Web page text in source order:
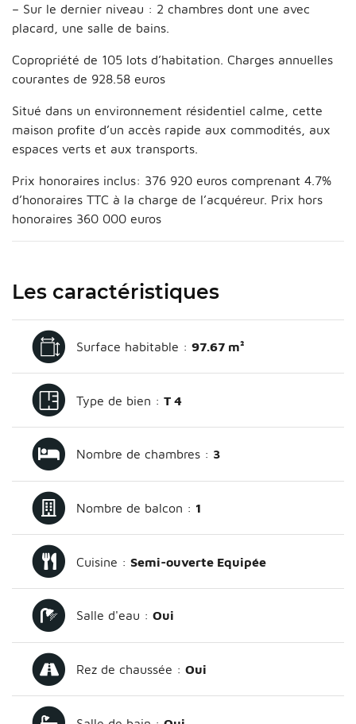
– Sur le dernier niveau : 2 chambres dont une avec
placard, une salle de bains.
Copropriété de 105 lots d’habitation. Charges annuelles
courantes de 928.58 euros
Situé dans un environnement résidentiel calme, cette
maison profite d’un accès rapide aux commodités, aux
espaces verts et aux transports.
Prix honoraires inclus: 376 920 euros comprenant 4.7%
d’honoraires TTC à la charge de l’acquéreur. Prix hors
honoraires 360 000 euros
Les caractéristiques
Surface habitable :97.67 m²
Type de bien :T 4
Nombre de chambres : 3
Nombre de balcon : 1
Cuisine :Semi-ouverte Equipée
Salle d'eau :Oui
Rez de chaussée :Oui